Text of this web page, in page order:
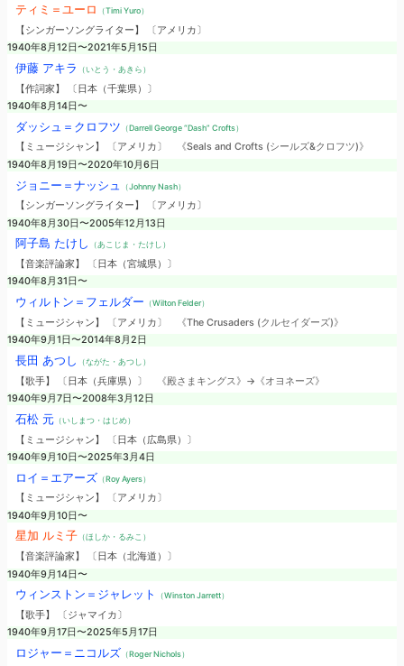
ティミ＝ユーロ （Timi Yuro）
【シンガーソングライター】 〔アメリカ〕
1940年8月12日〜2021年5月15日
伊藤 アキラ （いとう・あきら）
【作詞家】 〔日本（千葉県）〕
1940年8月14日〜
ダッシュ＝クロフツ （Darrell George “Dash” Crofts）
【ミュージシャン】 〔アメリカ〕
《Seals and Crofts (シールズ&クロフツ)》
1940年8月19日〜2020年10月6日
ジョニー＝ナッシュ （Johnny Nash）
【シンガーソングライター】 〔アメリカ〕
1940年8月30日〜2005年12月13日
阿子島 たけし （あこじま・たけし）
【音楽評論家】 〔日本（宮城県）〕
1940年8月31日〜
ウィルトン＝フェルダー （Wilton Felder）
【ミュージシャン】 〔アメリカ〕
《The Crusaders (クルセイダーズ)》
1940年9月1日〜2014年8月2日
長田 あつし （ながた・あつし）
【歌手】 〔日本（兵庫県）〕
《殿さまキングス》→《オヨネーズ》
1940年9月7日〜2008年3月12日
石松 元（いしまつ・はじめ）
【ミュージシャン】 〔日本（広島県）〕
1940年9月10日〜2025年3月4日
ロイ＝エアーズ （Roy Ayers）
【ミュージシャン】 〔アメリカ〕
1940年9月10日〜
星加 ルミ子（ほしか・るみこ）
【音楽評論家】 〔日本（北海道）〕
1940年9月14日〜
ウィンストン＝ジャレット （Winston Jarrett）
【歌手】 〔ジャマイカ〕
1940年9月17日〜2025年5月17日
ロジャー＝ニコルズ （Roger Nichols）